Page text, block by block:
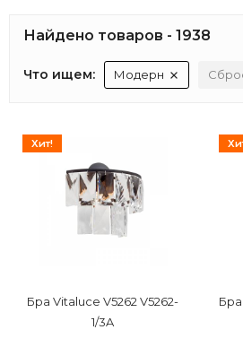
Найдено товаров - 1938
Что ищем: Модерн
Хит!
Бра Vitaluce V5262 V5262-
1/3A
Бра